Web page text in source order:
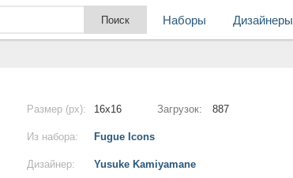
Наборы Дизайнеры
Размер (px): 16x16 Загрузок: 887
Из набора: Fugue Icons
Дизайнер: Yusuke Kamiyamane